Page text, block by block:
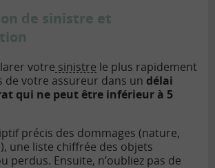
de sinistre et
votre sinistre le plus rapidement
de votre assureur dans un délai
qui ne peut être inférieur à 5
précis des dommages (nature,
une liste chiffrée des objets
perdus. Ensuite, n’oubliez pas de